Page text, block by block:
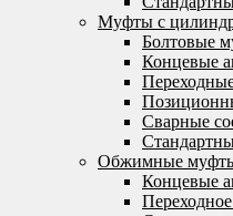
Муфты с
Болтовые
Концевые
Сварные
Обжимные
Концевые